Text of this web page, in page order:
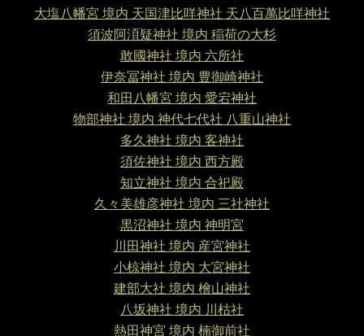
大塩八幡宮 境内 天国津比咩神社 天八百萬比咩神社
須波阿湏疑神社 境内 稲荷の大杉
敢國神社 境内 六所社
伊奈冨神社 境内 豊御崎神社
和田八幡宮 境内 愛宕神社
物部神社 境内 神代七代社 八重山神社
多久神社 境内 客神社
須佐神社 境内 西方殿
知立神社 境内 合祀殿
久々美雄彦神社 境内 三社神社
黒沼神社 境内 神明宮
川田神社 境内 産宮神社
小椋神社 境内 大宮神社
建部大社 境内 檜山神社
八坂神社 境内 川枯社
熱田神宮 境内 楠御前社